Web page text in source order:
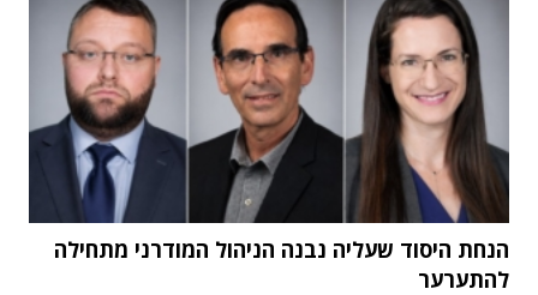
הנחת היסוד שעליה נבנה הניהול המודרני מתחילה
להתערער